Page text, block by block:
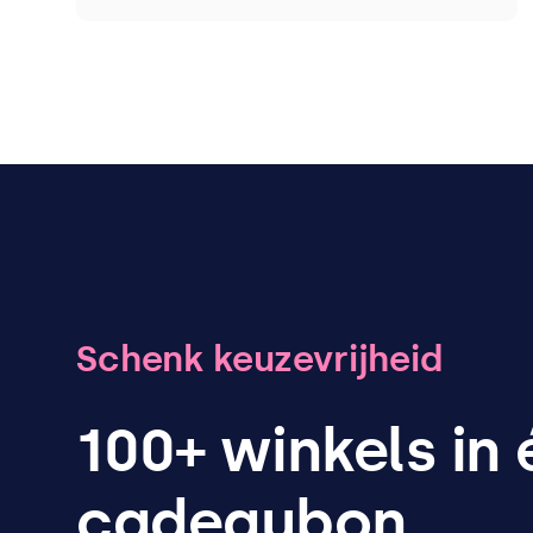
Schenk keuzevrijheid
100+ winkels in